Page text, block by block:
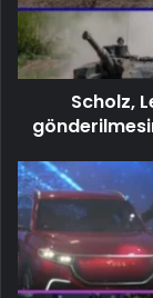
Scholz,